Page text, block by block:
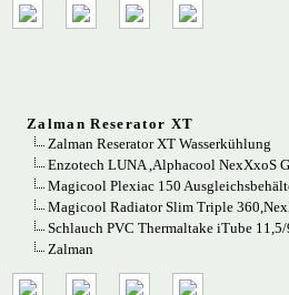
Zalman Reserator XT
Zalman Reserator XT Wasserkühlung
Enzotech LUNA ,Alphacool NexXxoS
Magicool Plexiac 150
Magicool Radiator Slim Triple
Schlauch PVC Thermaltake iTube
Zalman